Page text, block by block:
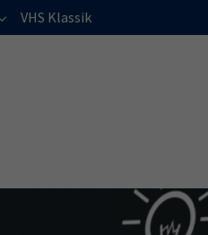
Submenu for "Alle Angebote auf
VHS Klassik